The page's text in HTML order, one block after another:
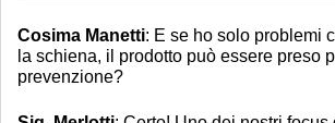
Cosima Manetti: E se ho solo problemi
la schiena, il prodotto può essere preso
prevenzione?